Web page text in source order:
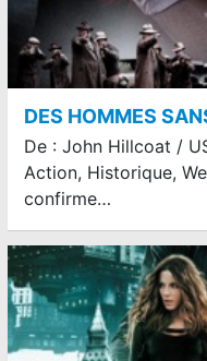
DES HOMMES
De : John Hillcoat /
Action, Historique,
confirme…